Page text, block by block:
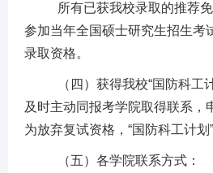
所有已获我校录取的推荐
参加当年全国硕士研究生招生考
录取资格。
（四）获得我校“国防科工
及时主动同报考学院取得联系，
为放弃复试资格 ， “国防科工计划
（五） 各学院联系方式：